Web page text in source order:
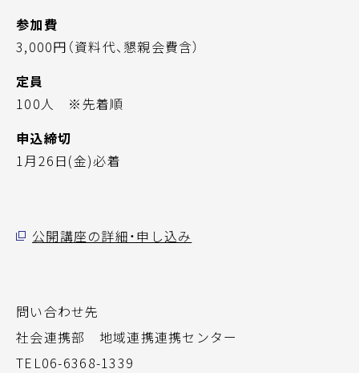
参加費
3,000円（資料代、懇親会費含）
定員
100人 ※先着順
申込締切
1月26日(金)必着
公開講座の詳細・申し込み
問い合わせ先
社会連携部 地域連携連携センター
TEL06-6368-1339